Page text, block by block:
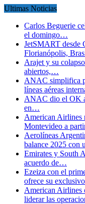
Ultimas Noticias
Carlos Beguerie
el domingo…
JetSMART desde
Florianópolis,
Arajet y su
abiertos,…
ANAC simplifica
líneas aéreas
ANAC dio el OK
en…
American Airlines
Montevideo a
Aerolíneas
balance 2025 con
Emirates y South
acuerdo de…
Ezeiza con el
ofrece su
American Airlines
liderar las